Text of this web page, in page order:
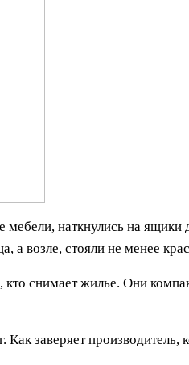
мебели, наткнулись на
а возле, стояли не менее
снимает жилье. Они
заверяет производитель,